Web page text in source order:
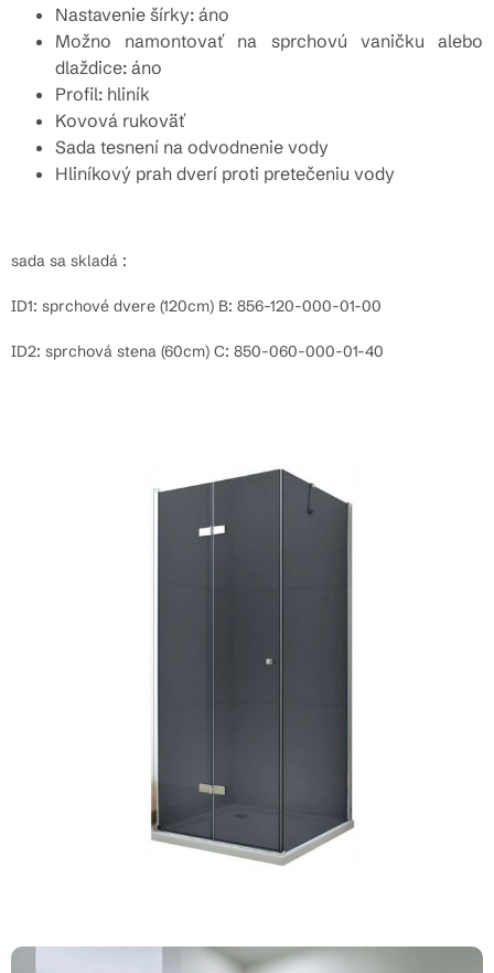
Nastavenie šírky: áno
Možno namontovať na sprchovú vaničku alebo
dlaždice: áno
Profil: hliník
Kovová rukoväť
Sada tesnení na odvodnenie vody
Hliníkový prah dverí proti pretečeniu vody
sada sa skladá :
ID1: sprchové dvere (120cm) B: 856-120-000-01-00
ID2: sprchová stena (60cm) C: 850-060-000-01-40